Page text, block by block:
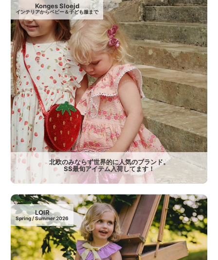
Konges Sloejd
インテリアからベビー＆子ども服まで
北欧のみならず世界的に人気のブランド。
SS最旬アイテム入荷してます！
LOIR
Spring / Summer 2026